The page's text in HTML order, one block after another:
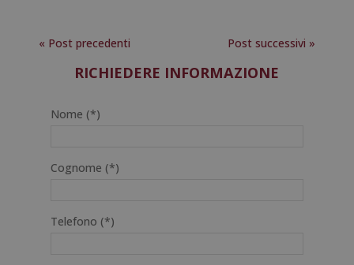
« Post precedenti Post successivi »
RICHIEDERE INFORMAZIONE
Nome (*)
Cognome (*)
Telefono (*)